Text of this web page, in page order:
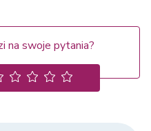
na swoje pytania?